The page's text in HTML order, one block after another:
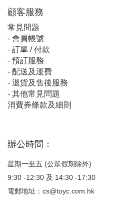
顧客服務
常見問題
- 會員帳號
- 訂單 / 付款
- 預訂服務
- 配送及運費
- 退貨及售後服務
- 其他常見問題
消費券條款及細則
辦公時間：
星期一至五 (公眾假期除外)
9:30 -12:30 及 14:30 -17:30
電郵地址： cs@toyc.com.hk